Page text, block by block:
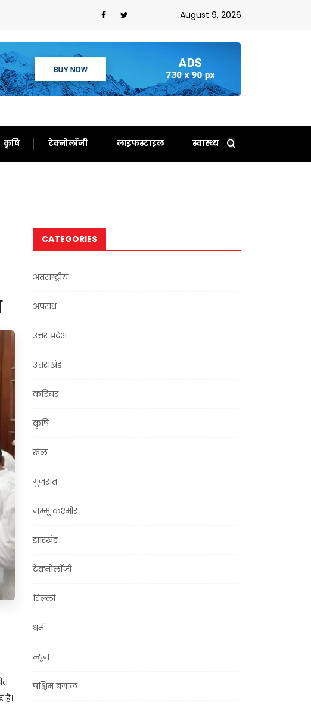
से लोग हुए परेशान,इन राज्यों के लिए भारी बारिश का अलर्ट हुआ
August 9, 2026
कृषि टेक्नोलॉजी लाइफस्टाइल स्वास्थ्य
है।
CATEGORIES
अंतराष्ट्रीय
अपराध
उत्तर प्रदेश
उत्तराखंड
करियर
कृषि
खेल
गुजरात
जम्मू कश्मीर
झारखंड
टेक्नोलॉजी
दिल्ली
धर्म
न्यूज़
पश्चिम बंगाल